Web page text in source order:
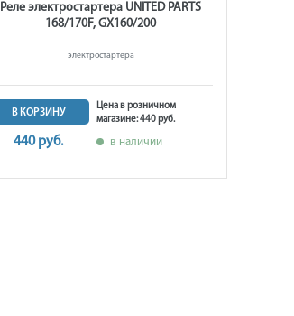
Реле электростартера UNITED PARTS
168/170F, GX160/200
электростартера
В КОРЗИНУ
440 руб.
Цена в розничном
магазине: 440 руб.
в наличии